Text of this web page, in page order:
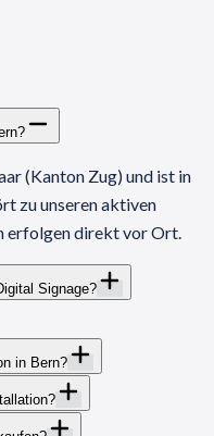
(Kanton Zug) und ist in
zu unseren aktiven
erfolgen direkt vor Ort.
Signage?
in Bern?